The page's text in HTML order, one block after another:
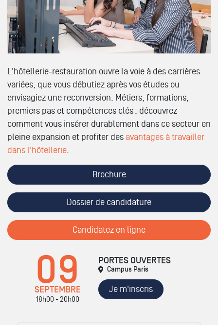
L'hôtellerie-restauration ouvre la voie à des carrières
variées, que vous débutiez après vos études ou
envisagiez une reconversion. Métiers, formations,
premiers pas et compétences clés : découvrez
comment vous insérer durablement dans ce secteur en
pleine expansion et profiter des avantages à travailler
dans l'hôtellerie.
Brochure
Dossier de candidature
Candidatez en ligne
09
SEPTEMBRE
18h00 - 20h00
PORTES OUVERTES
Campus Paris
Je m'inscris